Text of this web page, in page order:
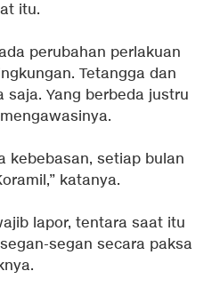
itu.
perubahan perlakuan
Tetangga dan
saja. Yang berbeda justru
kebebasan, setiap bulan
katanya.
lapor, tentara saat itu
segan secara paksa